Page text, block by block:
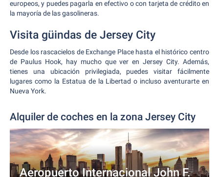
europeos, y puedes pagarla en efectivo o con tarjeta de crédito en
la mayoría de las gasolineras.
Visita güindas de Jersey City
Desde los rascacielos de Exchange Place hasta el histórico centro
de Paulus Hook, hay mucho que ver en Jersey City. Además,
tienes una ubicación privilegiada, puedes visitar fácilmente
lugares como la Estatua de la Libertad o incluso aventurarte en
Nueva York.
Alquiler de coches en la zona Jersey City
Aeropuerto Internacional John F.